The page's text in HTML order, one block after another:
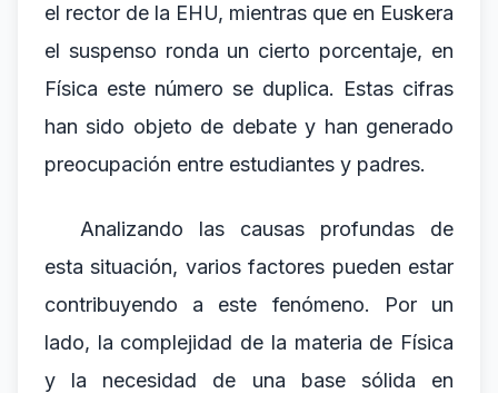
el rector de la EHU, mientras que en Euskera
el suspenso ronda un cierto porcentaje, en
Física este número se duplica. Estas cifras
han sido objeto de debate y han generado
preocupación entre estudiantes y padres.
Analizando las causas profundas de
esta situación, varios factores pueden estar
contribuyendo a este fenómeno. Por un
lado, la complejidad de la materia de Física
y la necesidad de una base sólida en